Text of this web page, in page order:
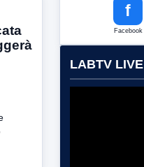
f
Facebook
LABTV LIVE